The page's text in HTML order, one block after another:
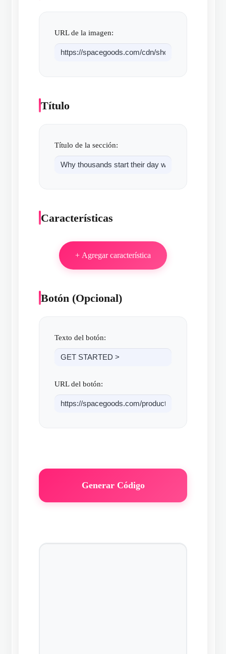
URL de la imagen:
Título
Título de la sección:
Características
+ Agregar característica
Botón (Opcional)
Texto del botón:
URL del botón:
Generar Código